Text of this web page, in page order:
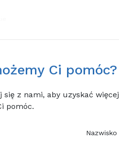
Ci pomóc?
się z nami, aby uzyskać
pomóc.
Nazwisko